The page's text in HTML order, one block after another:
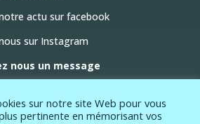
actu sur facebook
sur Instagram
nous un message
sur notre site Web pour vous
pertinente en mémorisant vos